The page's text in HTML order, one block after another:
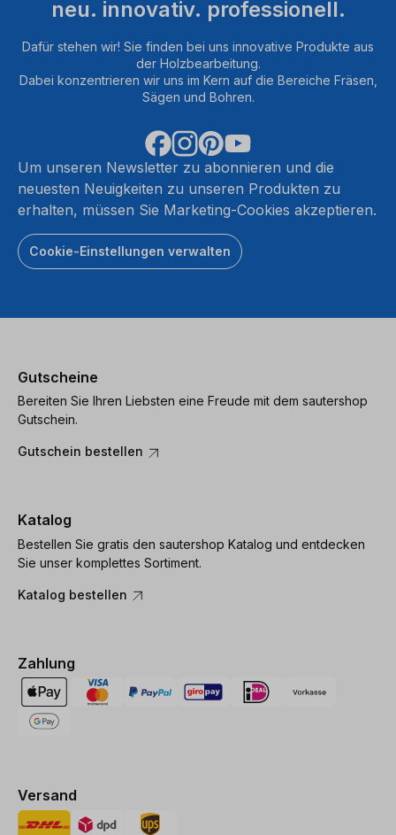
neu. innovativ. professionell.
Dafür stehen wir! Sie finden bei uns innovative Produkte aus
der Holzbearbeitung.
Dabei konzentrieren wir uns im Kern auf die Bereiche Fräsen,
Sägen und Bohren.
Um unseren Newsletter zu abonnieren und die
neuesten Neuigkeiten zu unseren Produkten zu
erhalten, müssen Sie Marketing-Cookies akzeptieren.
Cookie-Einstellungen verwalten
Gutscheine
Bereiten Sie Ihren Liebsten eine Freude mit dem sautershop
Gutschein.
Gutschein bestellen
Katalog
Bestellen Sie gratis den sautershop Katalog und entdecken
Sie unser komplettes Sortiment.
Katalog bestellen
Zahlung
Versand